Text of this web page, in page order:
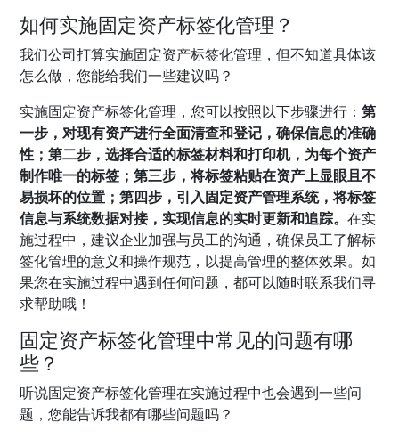
如何实施固定资产标签化管理？
我们公司打算实施固定资产标签化管理，但不知道具体该
怎么做，您能给我们一些建议吗？
实施固定资产标签化管理，您可以按照以下步骤进行：第
一步，对现有资产进行全面清查和登记，确保信息的准确
性；第二步，选择合适的标签材料和打印机，为每个资产
制作唯一的标签；第三步，将标签粘贴在资产上显眼且不
易损坏的位置；第四步，引入固定资产管理系统，将标签
信息与系统数据对接，实现信息的实时更新和追踪。在实
施过程中，建议企业加强与员工的沟通，确保员工了解标
签化管理的意义和操作规范，以提高管理的整体效果。如
果您在实施过程中遇到任何问题，都可以随时联系我们寻
求帮助哦！
固定资产标签化管理中常见的问题有哪
些？
听说固定资产标签化管理在实施过程中也会遇到一些问
题，您能告诉我都有哪些问题吗？